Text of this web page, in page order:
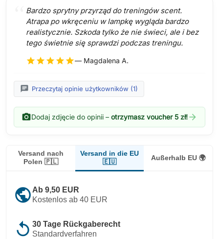
Bardzo sprytny przyrząd do treningów scent.
Atrapa po wkręceniu w lampkę wygląda bardzo
realistycznie. Szkoda tylko że nie świeci, ale i bez
tego świetnie się sprawdzi podczas treningu.
star star star star star— Magdalena A.
chat Przeczytaj opinie użytkowników (1)
photo_cameraDodaj zdjęcie do opinii – otrzymasz voucher 5 zł!arrow_forward
Versand nach
Polen 🇵🇱
Versand in die EU
🇪🇺
Außerhalb EU 🌍
public Ab 9,50 EUR
Kostenlos ab 40 EUR
replay 30 Tage Rückgaberecht
Standardverfahren